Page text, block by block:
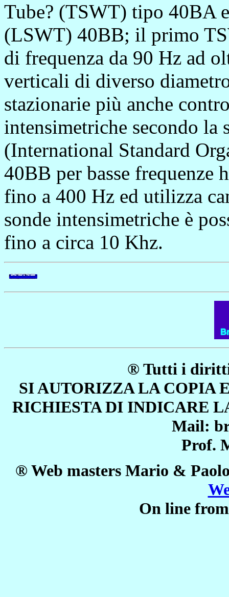
Tube? (TSWT) tipo 40BA
(LSWT) 40BB; il primo
di frequenza da 90 Hz ad
verticali di diverso
stazionarie più anche
intensimetriche secondo la
(International Standard
40BB per basse frequenze
fino a 400 Hz ed utilizza
sonde intensimetriche è
fino a circa 10 Khz.
® Tutti i diritti
SI AUTORIZZA LA COPIA
RICHIESTA DI INDICARE
Mail:
Prof.
® Web masters Mario &
On line